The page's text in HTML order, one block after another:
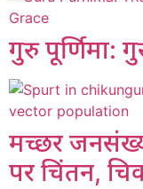
गुरु पूर्णिमा:
मच्छर
पर चिंतन,